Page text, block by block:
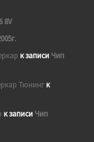
8V
к записи Чип
Тюнингк
к записи Чип